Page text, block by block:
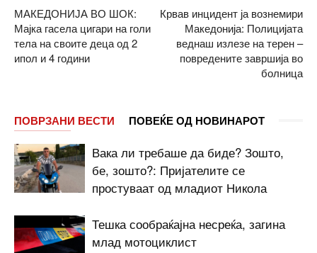
МАКЕДОНИЈА ВО ШОК:
Мајка гасела цигари на голи
тела на своите деца од 2
ипол и 4 години
Крвав инцидент ја вознемири
Македонија: Полицијата
веднаш излезе на терен –
повредените завршија во
болница
ПОВРЗАНИ ВЕСТИ ПОВЕЌЕ ОД НОВИНАРОТ
Вака ли требаше да биде? Зошто,
бе, зошто?: Пријателите се
простуваат од младиот Никола
Тешка сообраќајна несреќа, загина
млад мотоциклист